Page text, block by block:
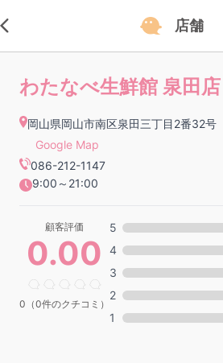
店舗
わたなべ生鮮館 泉田店
岡山県岡山市南区泉田三丁目2番32号
Google Map
086-212-1147
9:00～21:00
顧客評価
0.00
0（0件のクチコミ）
5
4
3
2
1